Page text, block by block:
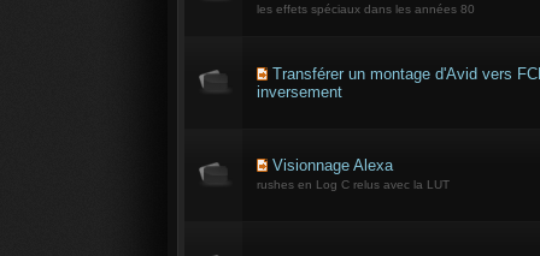
les effets spéciaux dans les années 80
Transférer un montage d'Avid vers
inversement
Visionnage Alexa
rushes en Log C relus avec la LUT